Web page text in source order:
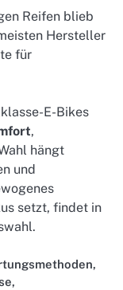
Reifen blieb
Hersteller
für
E-Bikes
,
hängt
und
setzt, findet in
,
,